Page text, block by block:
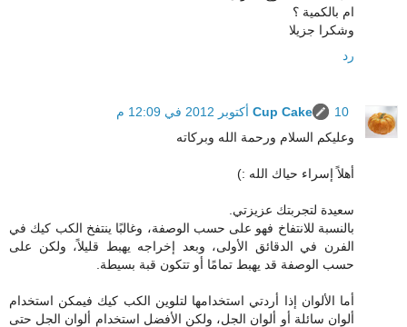
ام بالكمية ؟
وشكرا جزيلا
رد
Cup Cake
10 أكتوبر 2012 في 12:09 م
وعليكم السلام ورحمة الله وبركاته
أهلاً إسراء حياك الله :)
سعيدة لتجربتك عزيزتي.
بالنسبة للانتفاخ فهو على حسب الوصفة، وغالبًا ينتفخ الكب كيك في
الفرن في الدقائق الأولى، وبعد إخراجه يهبط قليلاً، ولكن على
حسب الوصفة قد يهبط تمامًا أو تتكون قبة بسيطة.
أما الألوان إذا أردتي استخدامها لتلوين الكب كيك فيمكن استخدام
ألوان سائلة أو ألوان الجل، ولكن الأفضل استخدام ألوان الجل حتى